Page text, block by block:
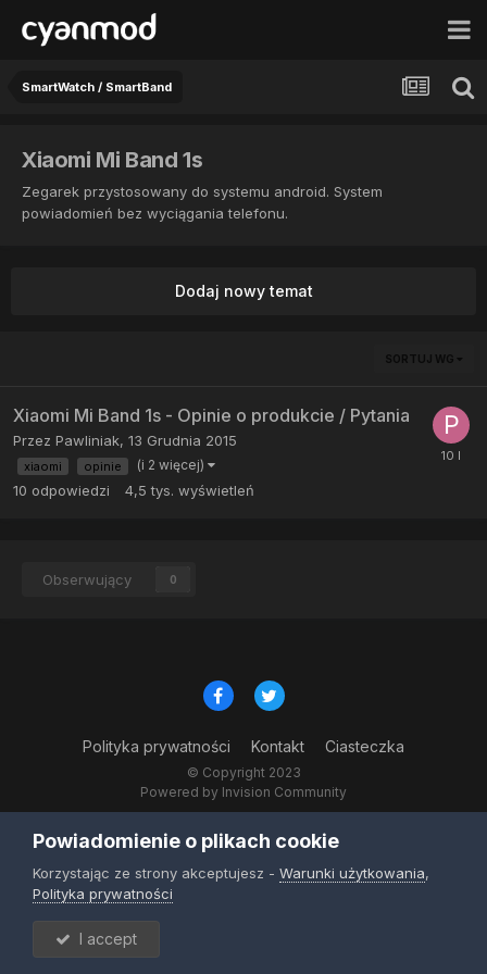
SmartWatch / SmartBand
Xiaomi Mi Band 1s
Zegarek przystosowany do systemu android. System
powiadomień bez wyciągania telefonu.
Dodaj nowy temat
SORTUJ WG
Xiaomi Mi Band 1s - Opinie o produkcie / Pytania
Przez Pawliniak, 13 Grudnia 2015
xiaomi opinie (i 2 więcej)
10 odpowiedzi 4,5 tys. wyświetleń
Obserwujący 0
Polityka prywatności Kontakt Ciasteczka
© Copyright 2023
Powered by Invision Community
Powiadomienie o plikach cookie
Korzystając ze strony akceptujesz - Warunki użytkowania,
Polityka prywatności
I accept